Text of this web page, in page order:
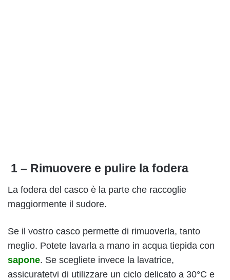
1 – Rimuovere e pulire la fodera
La fodera del casco è la parte che raccoglie
maggiormente il sudore.
Se il vostro casco permette di rimuoverla, tanto
meglio. Potete lavarla a mano in acqua tiepida con
sapone. Se scegliete invece la lavatrice,
assicuratetvi di utilizzare un ciclo delicato a 30°C e